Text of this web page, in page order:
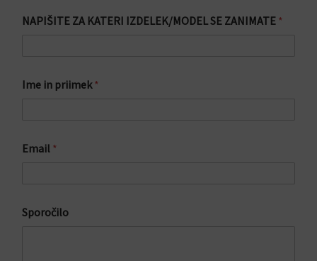
NAPIŠITE ZA KATERI IZDELEK/MODEL SE ZANIMATE *
S
o
č
Ime in priimek*
Email *
Sporočilo